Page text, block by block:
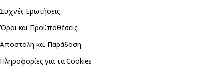
Συχνές Ερωτήσεις
Όροι και Προϋποθέσεις
Αποστολή και Παράδοση
Πληροφορίες για τα Cookies